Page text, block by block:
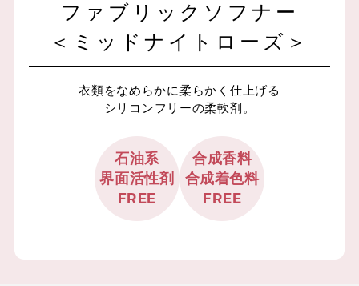
ファブリックソフナー
＜ミッドナイトローズ＞
衣類をなめらかに柔らかく仕上げる
シリコンフリーの柔軟剤。
石油系
界面活性剤
FREE
合成香料
合成着色料
FREE